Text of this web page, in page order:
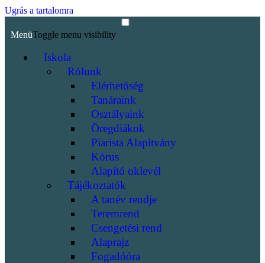
Ugrás a tartalomra
MenüToggle menu visibility
Iskola
Rólunk
Elérhetőség
Tanáraink
Osztályaink
Öregdiákok
Piarista Alapítvány
Kórus
Alapító oklevél
Tájékoztatók
A tanév rendje
Teremrend
Csengetési rend
Alaprajz
Fogadóóra